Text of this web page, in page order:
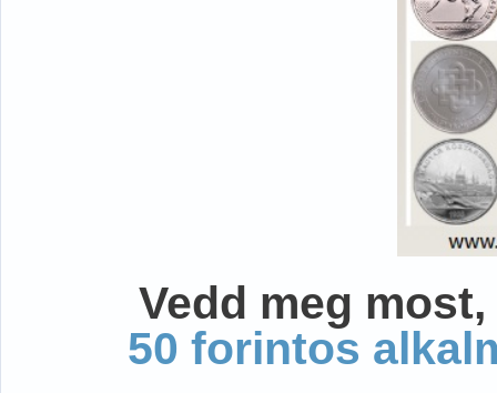
Vedd meg
50 forintos